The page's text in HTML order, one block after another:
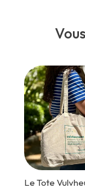
Le Tote